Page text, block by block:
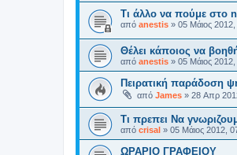
Τι άλλο να πούμε στο
από anestis » 05 Μάιος 2012,
Θέλει κάποιος να
από anestis » 05 Μάιος
Πειρατική παράδοση
από James » 28 Απρ
Τι πρεπει Να
από crisal » 05 Μάιος 2012,
ΩΡΑΡΙΟ ΓΡΑΦΕΙΟΥ